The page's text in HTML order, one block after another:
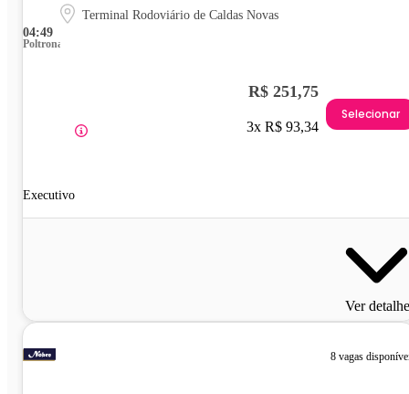
04:49
Terminal Rodoviário de Caldas Novas
Poltrona
Executivo
R$ 251,75
3x R$ 93,34
Selecionar
Ver
8 vagas